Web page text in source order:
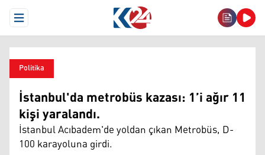
Open Menu
Politika
İstanbul'da metrobüs kazası: 1’i ağır 11
kişi yaralandı.
İstanbul Acıbadem'de yoldan çıkan Metrobüs, D-
100 karayoluna girdi.